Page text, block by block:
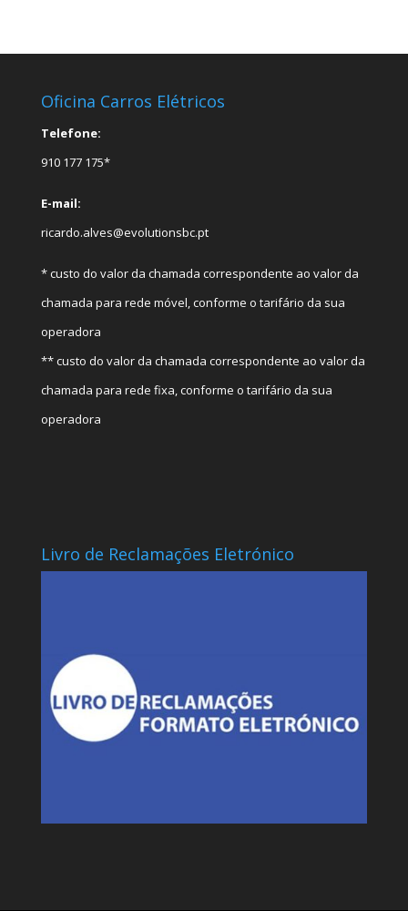
Oficina Carros Elétricos
Telefone:
910 177 175*
E-mail:
ricardo.alves@evolutionsbc.pt
* custo do valor da chamada correspondente ao valor da
chamada para rede móvel, conforme o tarifário da sua
operadora
** custo do valor da chamada correspondente ao valor da
chamada para rede fixa, conforme o tarifário da sua
operadora
Livro de Reclamações Eletrónico